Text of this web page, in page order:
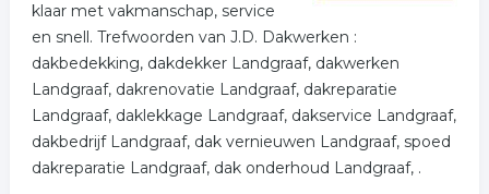
klaar met vakmanschap, service
en snell. Trefwoorden van J.D. Dakwerken :
dakbedekking, dakdekker Landgraaf, dakwerken
Landgraaf, dakrenovatie Landgraaf, dakreparatie
Landgraaf, daklekkage Landgraaf, dakservice Landgraaf,
dakbedrijf Landgraaf, dak vernieuwen Landgraaf, spoed
dakreparatie Landgraaf, dak onderhoud Landgraaf, .